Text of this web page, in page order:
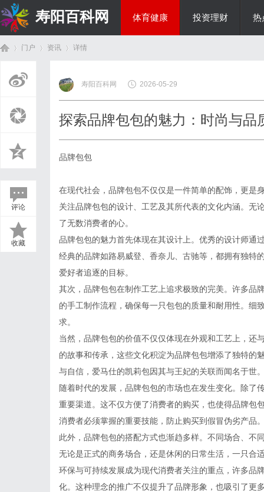
寿阳百科网 体育健康 投资理财 热
门户 资讯
›
详情
评论
收藏
寿阳百科网 2026-05-29
探索品牌包包的魅力：时尚与品
品牌包包
在现代社会，品牌包包不仅仅是一件简单的配饰，更是
关注品牌包包的设计、工艺及其所代表的文化内涵。无
了无数消费者的心。
品牌包包的魅力首先体现在其设计上。优秀的设计师通
经典的品牌如路易威登、香奈儿、古驰等，都拥有独特
爱好者追逐的目标。
其次，品牌包包在制作工艺上追求极致的完美。许多品
的手工制作流程，确保每一只包包的质量和耐用性。细
求。
当然，品牌包包的价值不仅仅体现在外观和工艺上，还
的故事和传承，这些文化积淀为品牌包包增添了独特的
与自信，爱马仕的凯莉包因其与王妃的关联而闻名于世
随着时代的发展，品牌包包的市场也在发生变化。除了
重要渠道。这不仅方便了消费者的购买，也使得品牌包
消费者必须掌握的重要技能，防止购买到假冒伪劣产品
此外，品牌包包的搭配方式也渐趋多样。不同场合、不
无论是正式的商务场合，还是休闲的日常生活，一只合
环保与可持续发展成为现代消费者关注的重点，许多品
化。这种理念的推广不仅提升了品牌形象，也吸引了更